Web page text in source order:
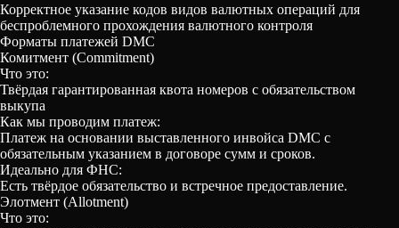
Корректное указание кодов видов валютных операций для
беспроблемного прохождения валютного контроля
Форматы платежей DMC
Комитмент (Commitment)
Что это:
Твёрдая гарантированная квота номеров с обязательством
выкупа
Как мы проводим платеж:
Платеж на основании выставленного инвойса DMC с
обязательным указанием в договоре сумм и сроков.
Идеально для ФНС:
Есть твёрдое обязательство и встречное предоставление.
Элотмент (Allotment)
Что это: